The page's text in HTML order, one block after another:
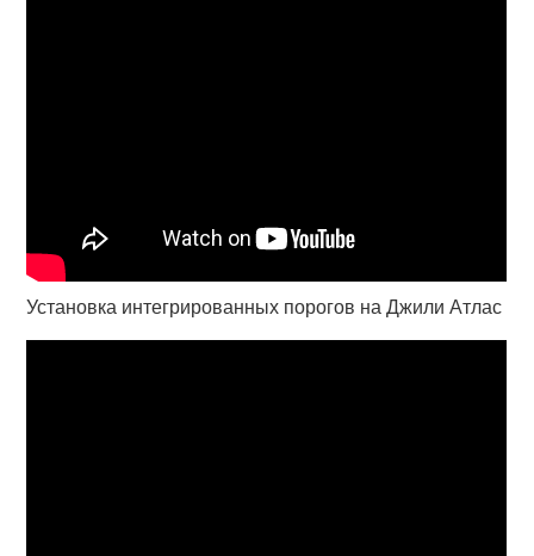
Установка интегрированных порогов на Джили Атлас